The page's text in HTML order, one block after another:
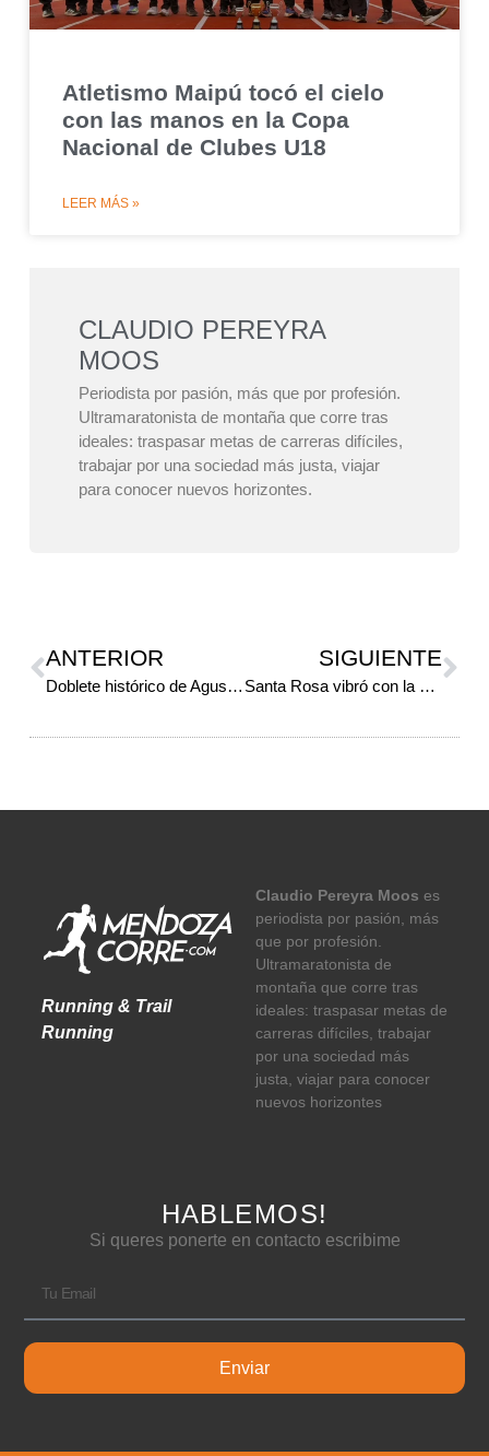
Atletismo Maipú tocó el cielo
con las manos en la Copa
Nacional de Clubes U18
LEER MÁS »
CLAUDIO PEREYRA
MOOS
Periodista por pasión, más que por profesión.
Ultramaratonista de montaña que corre tras
ideales: traspasar metas de carreras difíciles,
trabajar por una sociedad más justa, viajar
para conocer nuevos horizontes.
ANTERIOR
Doblete histórico de Agustín Pinti en Bolivia: también brilló en los 200 metros del GP Julia Iriarte
SIGUIENTE
Santa Rosa vibró con la Running 360° Las Catitas: deporte, pasión popular y solidaridad
Running & Trail
Running
Claudio Pereyra Moos es
periodista por pasión, más
que por profesión.
Ultramaratonista de
montaña que corre tras
ideales: traspasar metas de
carreras difíciles, trabajar
por una sociedad más
justa, viajar para conocer
nuevos horizontes
HABLEMOS!
Si queres ponerte en contacto escribime
Enviar